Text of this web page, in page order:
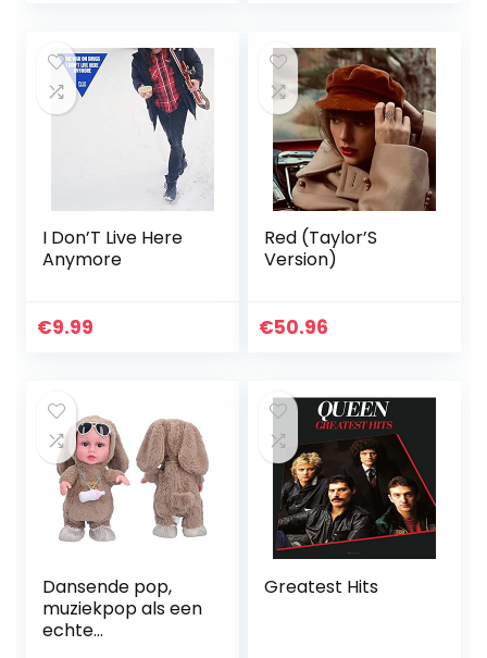
I Don’T Live Here
Anymore
€9.99
Red (Taylor’S
Version)
€50.96
Dansende pop,
muziekpop als een
echte
Greatest Hits